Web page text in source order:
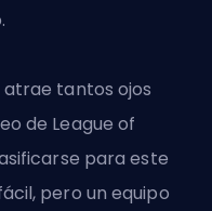
tantos ojos
de League of
para este
pero un equipo